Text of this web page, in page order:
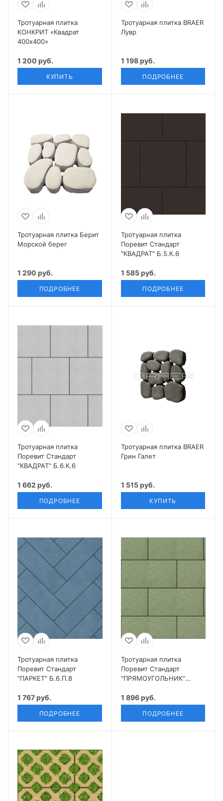
Тротуарная плитка
КОНКРИТ «Квадрат
400х400»
1 200 руб.
КУПИТЬ
Тротуарная плитка BRAER
Лувр
1 198 руб.
ПОДРОБНЕЕ
Тротуарная плитка Берит
Морской берег
1 290 руб.
ПОДРОБНЕЕ
Тротуарная плитка
Поревит Стандарт
"КВАДРАТ" Б.5.К.6
1 585 руб.
ПОДРОБНЕЕ
Тротуарная плитка
Поревит Стандарт
"КВАДРАТ" Б.6.К.6
1 662 руб.
ПОДРОБНЕЕ
Тротуарная плитка BRAER
Грин Галет
1 515 руб.
КУПИТЬ
Тротуарная плитка
Поревит Стандарт
"ПАРКЕТ" Б.6.П.8
1 767 руб.
ПОДРОБНЕЕ
Тротуарная плитка
Поревит Стандарт
"ПРЯМОУГОЛЬНИК"
1 896 руб.
ПОДРОБНЕЕ